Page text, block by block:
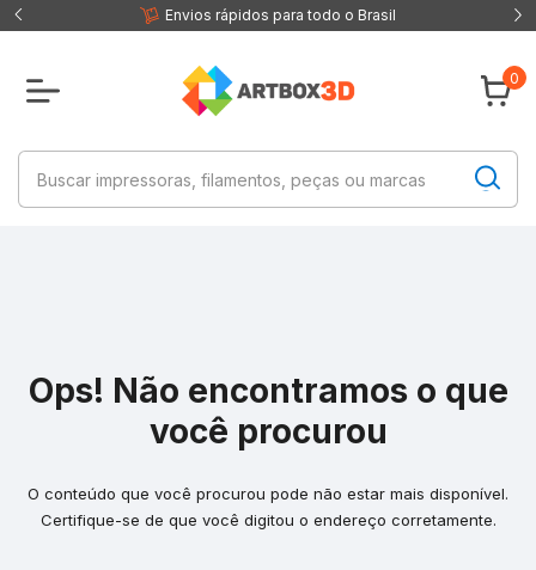
Envios rápidos para todo o Brasil
0
Ops! Não encontramos o que
você procurou
O conteúdo que você procurou pode não estar mais disponível.
Certifique-se de que você digitou o endereço corretamente.